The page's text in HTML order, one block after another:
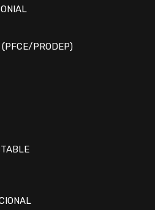
(PFCE/PRODEP)